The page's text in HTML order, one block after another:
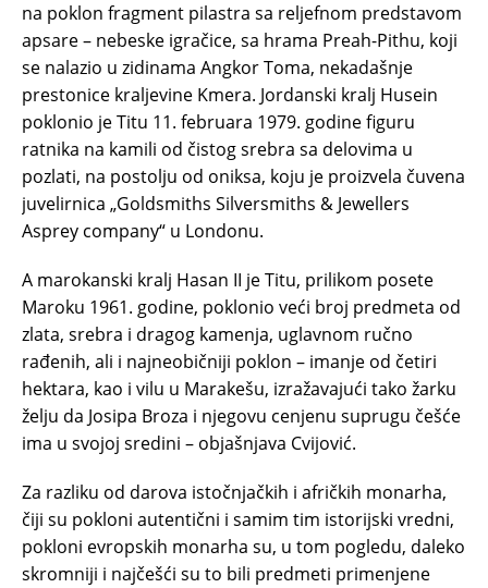
na poklon fragment pilastra sa reljefnom predstavom
apsare – nebeske igračice, sa hrama Preah-Pithu, koji
se nalazio u zidinama Angkor Toma, nekadašnje
prestonice kraljevine Kmera. Jordanski kralj Husein
poklonio je Titu 11. februara 1979. godine figuru
ratnika na kamili od čistog srebra sa delovima u
pozlati, na postolju od oniksa, koju je proizvela čuvena
juvelirnica „Goldsmiths Silversmiths & Jewellers
Asprey company“ u Londonu.
A marokanski kralj Hasan II je Titu, prilikom posete
Maroku 1961. godine, poklonio veći broj predmeta od
zlata, srebra i dragog kamenja, uglavnom ručno
rađenih, ali i najneobičniji poklon – imanje od četiri
hektara, kao i vilu u Marakešu, izražavajući tako žarku
želju da Josipa Broza i njegovu cenjenu suprugu češće
ima u svojoj sredini – objašnjava Cvijović.
Za razliku od darova istočnjačkih i afričkih monarha,
čiji su pokloni autentični i samim tim istorijski vredni,
pokloni evropskih monarha su, u tom pogledu, daleko
skromniji i najčešći su to bili predmeti primenjene